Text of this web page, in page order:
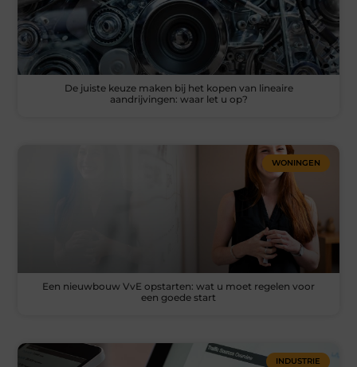
De juiste keuze maken bij het kopen van lineaire
aandrijvingen: waar let u op?
WONINGEN
Een nieuwbouw VvE opstarten: wat u moet regelen voor
een goede start
INDUSTRIE